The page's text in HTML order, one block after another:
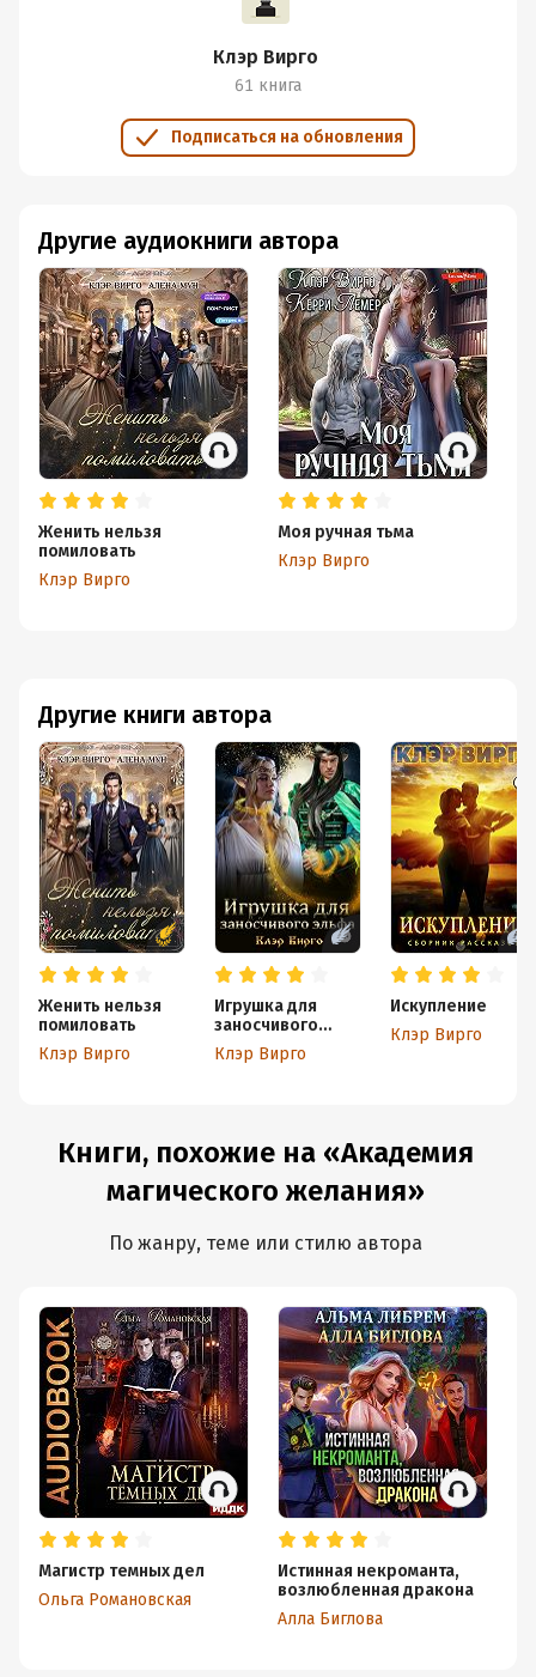
Клэр Вирго
61 книга
Подписаться на обновления
Другие книги автора
Женить нельзя
помиловать
Клэр Вирго
Игрушка для
заносчивого
эльфа
Клэр Вирго
Искупление
Клэр Вирго
Другие аудиокниги автора
Женить нельзя
помиловать
Клэр Вирго
Моя ручная тьма
Клэр Вирго
Книги, похожие на «Академия
магического желания»
По жанру, теме или стилю автора
Магистр темных дел
Ольга Романовская
Истинная некроманта,
возлюбленная дракона
Алла Биглова